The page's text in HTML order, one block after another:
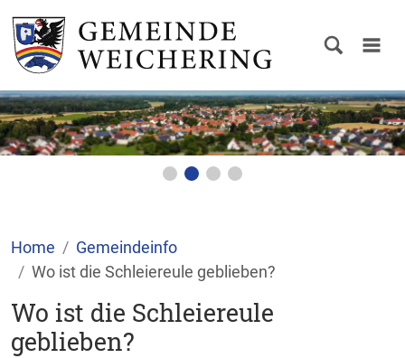
Home
Gemeindeinfo
Wo ist die Schleiereule geblieben?
Wo ist die Schleiereule
geblieben?